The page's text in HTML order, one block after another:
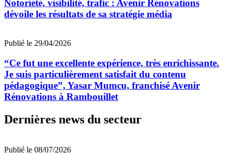
Notoriété, visibilité, trafic : Avenir Rénovations
dévoile les résultats de sa stratégie média
Publié le 29/04/2026
“Ce fut une excellente expérience, très enrichissante.
Je suis particulièrement satisfait du contenu
pédagogique”, Yasar Mumcu, franchisé Avenir
Rénovations à Rambouillet
Dernières news du secteur
Publié le 08/07/2026